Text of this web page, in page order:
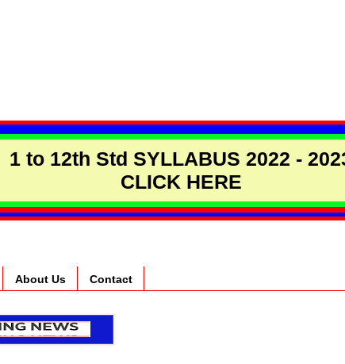
1 to 12th Std SYLLABUS 2022 -
CLICK HERE
About Us Contact